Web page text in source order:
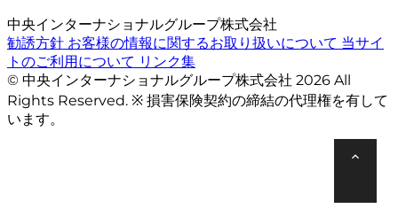
中央インターナショナルグループ株式会社
勧誘方針 お客様の情報に関するお取り扱いについて 当サイ
トのご利用について リンク集
© 中央インターナショナルグループ株式会社 2026 All
Rights Reserved. ※ 損害保険契約の締結の代理権を有して
います。